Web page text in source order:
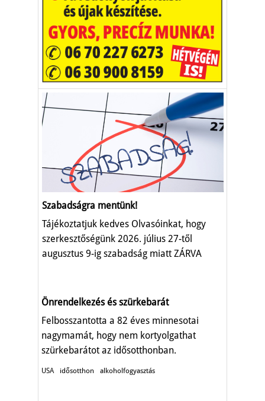
Szabadságra mentünk!
Tájékoztatjuk kedves Olvasóinkat, hogy
szerkesztőségünk 2026. július 27-től
augusztus 9-ig szabadság miatt ZÁRVA
Önrendelkezés és szürkebarát
Felbosszantotta a 82 éves minnesotai
nagymamát, hogy nem kortyolgathat
szürkebarátot az idősotthonban.
USA idősotthon alkoholfogyasztás